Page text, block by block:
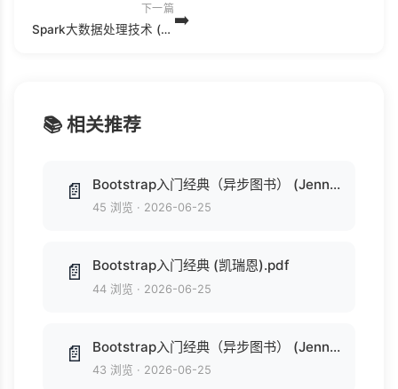
下一篇
Spark大数据处理技术 (夏俊鸾，刘旭晖，邵赛赛，程浩，史鸣飞，黄洁著, 夏俊鸾, author).pdf ➡️
📚 相关推荐
📄 Bootstrap入门经典（异步图书） (Jennifer Kyrnin).epub
45 浏览 · 2026-06-25
📄 Bootstrap入门经典 (凯瑞恩).pdf
44 浏览 · 2026-06-25
📄 Bootstrap入门经典（异步图书） (Jennifer Kyrnin).epub
43 浏览 · 2026-06-25